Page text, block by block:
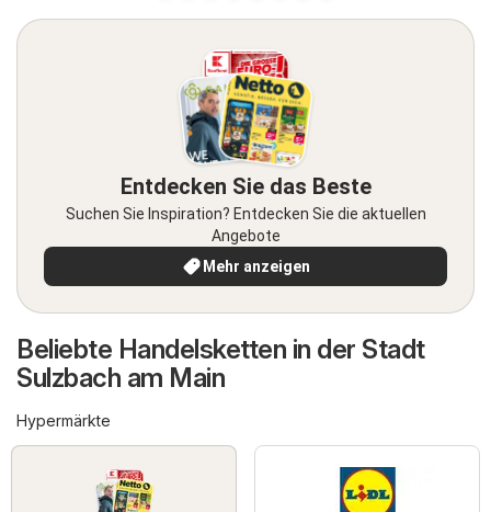
Entdecken Sie das Beste
Suchen Sie Inspiration? Entdecken Sie die aktuellen
Angebote
Mehr anzeigen
Beliebte Handelsketten in der Stadt
Sulzbach am Main
Hypermärkte